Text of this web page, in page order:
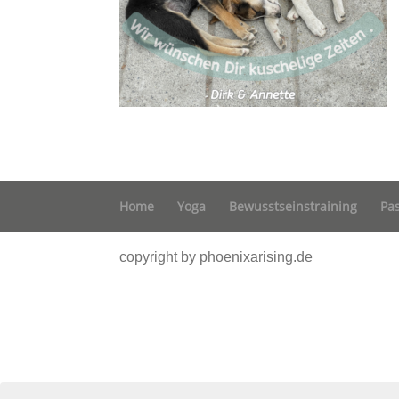
Home Yoga Bewusstseinstraining
copyright by phoenixarising.de